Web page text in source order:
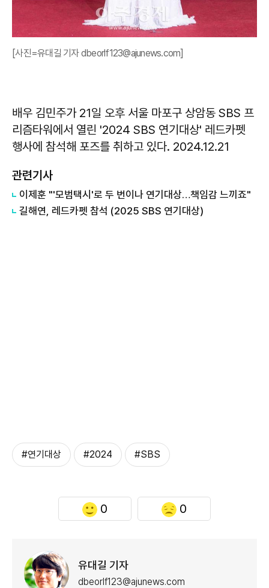
[사진=유대길 기자 dbeorlf123@ajunews.com]
배우 김민주가 21일 오후 서울 마포구 상암동 SBS 프
리즘타워에서 열린 '2024 SBS 연기대상' 레드카펫
행사에 참석해 포즈를 취하고 있다. 2024.12.21
관련기사
이제훈 "'모범택시'로 두 번이나 연기대상…책임감 느끼죠"
길해연, 레드카펫 참석 (2025 SBS 연기대상)
#연기대상 #2024 #SBS
0 0
유대길 기자
dbeorlf123@ajunews.com